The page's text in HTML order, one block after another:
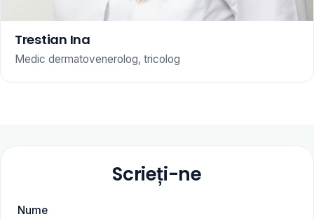
Trestian Ina
Medic dermatovenerolog, tricolog
Scrieți-ne
Nume